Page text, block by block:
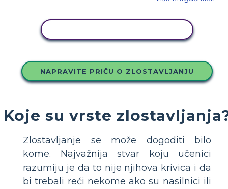
NAPRAVITE PRIČU O ZLOSTAVLJANJU
Koje su vrste
Zlostavljanje se može dogoditi bilo
kome. Najvažnija stvar koju učenici
razumiju je da to nije njihova krivica i da
bi trebali reći nekome ako su nasilnici ili